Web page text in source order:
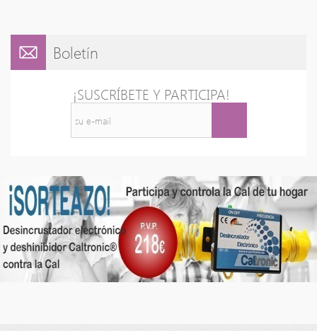
Boletín
¡SUSCRÍBETE Y PARTICIPA!